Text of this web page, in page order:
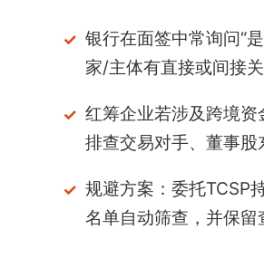
银行在面签中常询问“
家/主体有直接或间接关
红筹企业若涉及跨境资
排查交易对手、董事股
规避方案：委托TCSP
名单自动筛查，并保留